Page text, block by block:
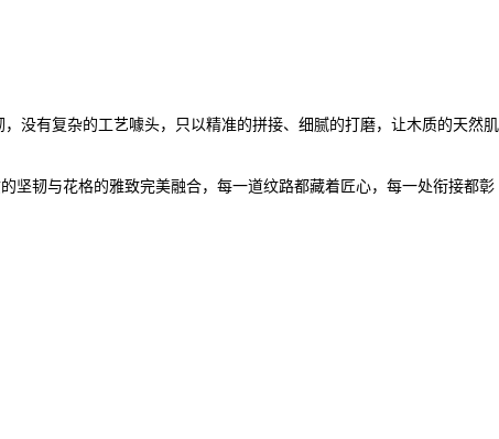
没有复杂的工艺噱头，只以精准的拼接、细腻的打磨，让木质的天然肌
坚韧与花格的雅致完美融合，每一道纹路都藏着匠心，每一处衔接都彰